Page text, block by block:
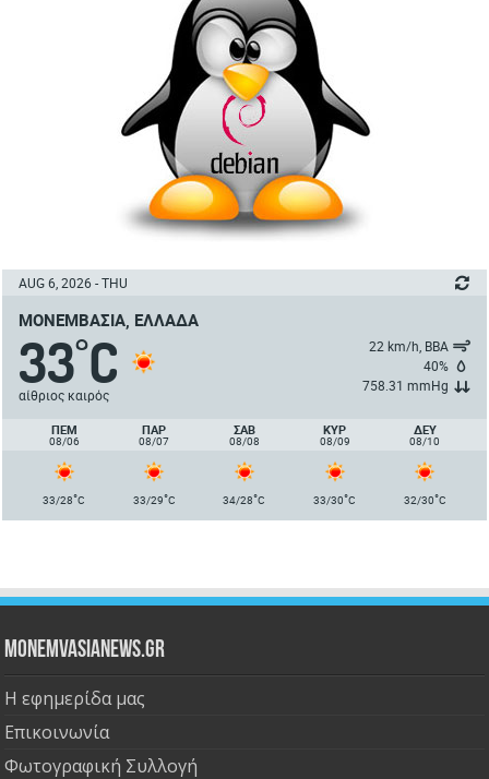
AUG 6, 2026 - THU
ΜΟΝΕΜΒΑΣΙΆ, ΕΛΛΆΔΑ
33°C
αίθριος καιρός
22 km/h, ΒΒΑ
40%
758.31 mmHg
ΠΈΜ
08/06
ΠΑΡ
08/07
ΣΑΒ
08/08
ΚΥΡ
08/09
ΔΕΥ
08/10
33/28°C 33/29°C 34/28°C 33/30°C 32/30°C
Monemvasianews.gr
Η εφημερίδα μας
Επικοινωνία
Φωτογραφική Συλλογή